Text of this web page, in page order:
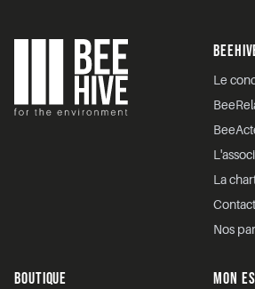
Le
La
Contact
Nos
BOUTIQUE MON